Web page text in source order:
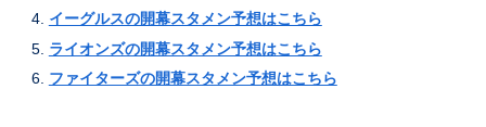
イーグルスの開幕スタメン予想はこちら
ライオンズの開幕スタメン予想はこちら
ファイターズの開幕スタメン予想はこちら